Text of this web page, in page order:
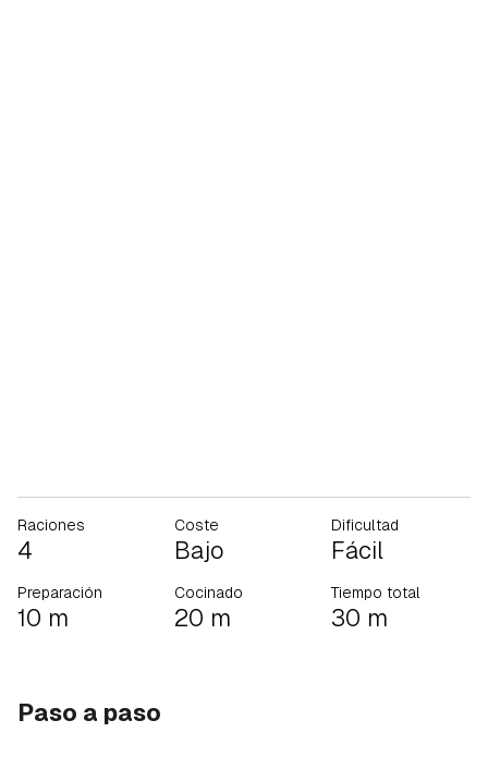
Raciones
4
Coste
Bajo
Dificultad
Fácil
Preparación
10 m
Cocinado
20 m
Tiempo total
30 m
Paso a paso